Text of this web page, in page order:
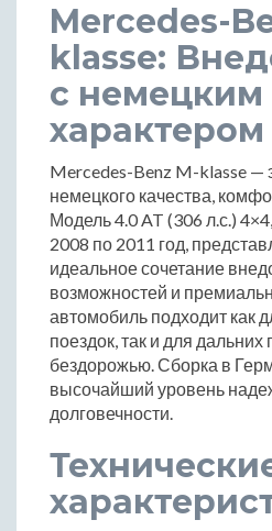
Mercedes-
klasse:
с немецким
характером
Mercedes-Benz M-klasse —
немецкого качества,
Модель 4.0 AT (306 л.с.)
2008 по 2011 год,
идеальное сочетание
возможностей и
автомобиль подходит как
поездок, так и для
бездорожью. Сборка в
высочайший уровень
долговечности.